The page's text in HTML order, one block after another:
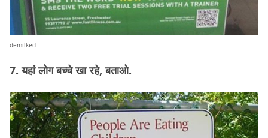
demilked
7. यहां लोग बच्चे खा रहे, बताओ.